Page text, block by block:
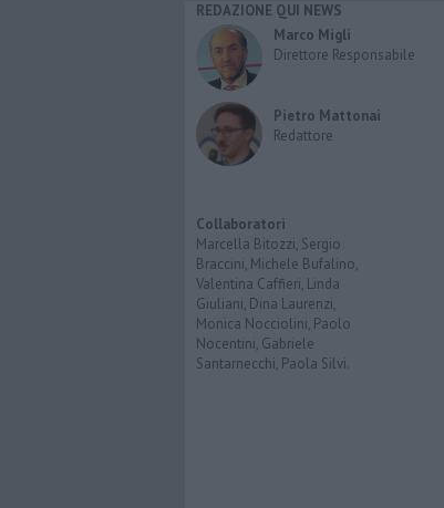
REDAZIONE QUI NEWS
Marco Migli
Direttore Responsabile
Pietro Mattonai
Redattore
Collaboratori
Marcella Bitozzi, Sergio
Braccini, Michele Bufalino,
Valentina Caffieri, Linda
Giuliani, Dina Laurenzi,
Monica Nocciolini, Paolo
Nocentini, Gabriele
Santarnecchi, Paola Silvi.